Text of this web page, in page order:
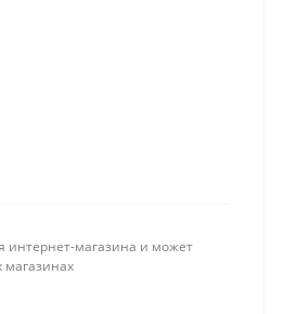
интернет-магазина и может
магазинах